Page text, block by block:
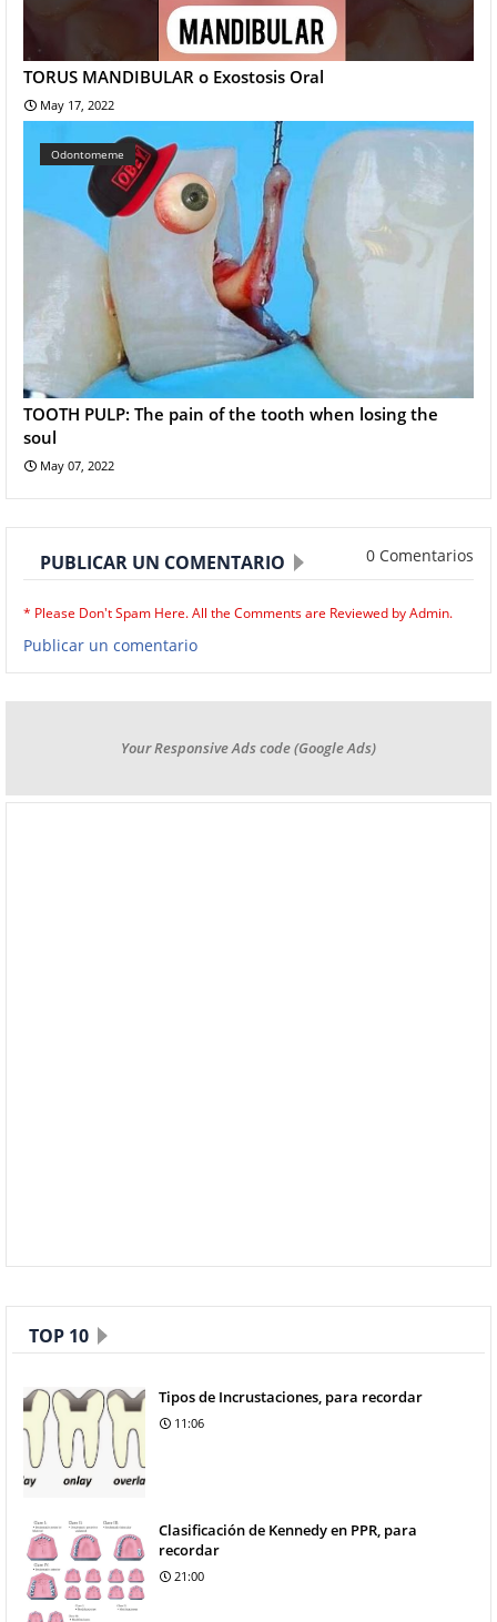
TORUS MANDIBULAR o Exostosis Oral
May 17, 2022
Odontomeme
TOOTH PULP: The pain of the tooth when losing the
soul
May 07, 2022
PUBLICAR UN COMENTARIO 0 Comentarios
* Please Don't Spam Here. All the Comments are Reviewed by Admin.
Publicar un comentario
Your Responsive Ads code (Google Ads)
TOP 10
Tipos de Incrustaciones, para recordar
11:06
Clasificación de Kennedy en PPR, para
recordar
21:00